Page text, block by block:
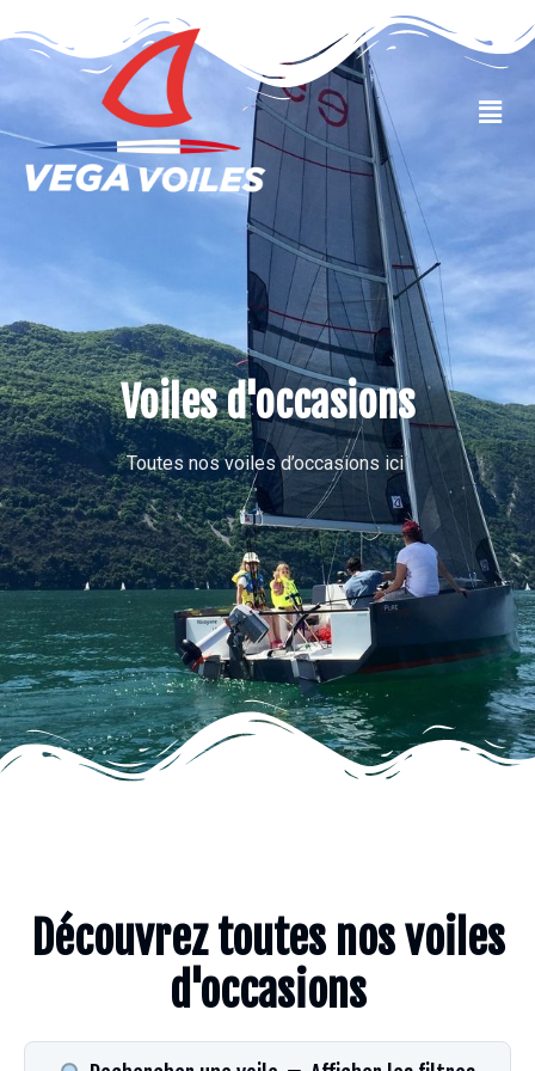
VOILES OCCASIONS
Voiles d'occasions
Toutes nos voiles d’occasions ici
Découvrez toutes nos voiles
d'occasions